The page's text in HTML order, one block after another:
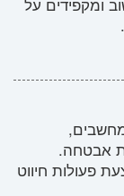
ומקפידים על
אבטחה.
פעולות חיווט